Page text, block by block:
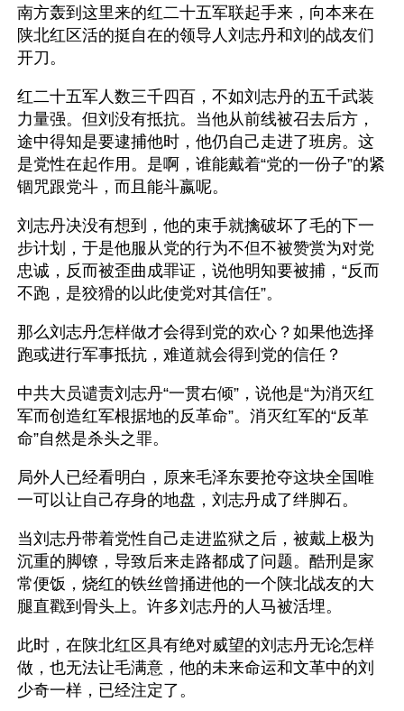
南方轰到这里来的红二十五军联起手来，向本来在
陕北红区活的挺自在的领导人刘志丹和刘的战友们
开刀。
红二十五军人数三千四百，不如刘志丹的五千武装
力量强。但刘没有抵抗。当他从前线被召去后方，
途中得知是要逮捕他时，他仍自己走进了班房。这
是党性在起作用。是啊，谁能戴着“党的一份子”的紧
锢咒跟党斗，而且能斗嬴呢。
刘志丹决没有想到，他的束手就擒破坏了毛的下一
步计划，于是他服从党的行为不但不被赞赏为对党
忠诚，反而被歪曲成罪证，说他明知要被捕，“反而
不跑，是狡猾的以此使党对其信任”。
那么刘志丹怎样做才会得到党的欢心？如果他选择
跑或进行军事抵抗，难道就会得到党的信任？
中共大员谴责刘志丹“一贯右倾”，说他是“为消灭红
军而创造红军根据地的反革命”。消灭红军的“反革
命”自然是杀头之罪。
局外人已经看明白，原来毛泽东要抢夺这块全国唯
一可以让自己存身的地盘，刘志丹成了绊脚石。
当刘志丹带着党性自己走进监狱之后，被戴上极为
沉重的脚镣，导致后来走路都成了问题。酷刑是家
常便饭，烧红的铁丝曾捅进他的一个陕北战友的大
腿直戳到骨头上。许多刘志丹的人马被活埋。
此时，在陕北红区具有绝对威望的刘志丹无论怎样
做，也无法让毛满意，他的未来命运和文革中的刘
少奇一样，已经注定了。